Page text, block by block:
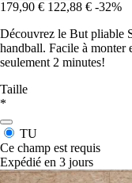
179,90 € 122,88 € -32%
Découvrez le But pliable
handball. Facile à monter
seulement 2 minutes!
Taille
*
TU
Ce champ est requis
Expédié en 3 jours